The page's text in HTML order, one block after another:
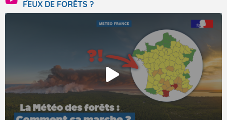
FEUX DE FORÊTS ?